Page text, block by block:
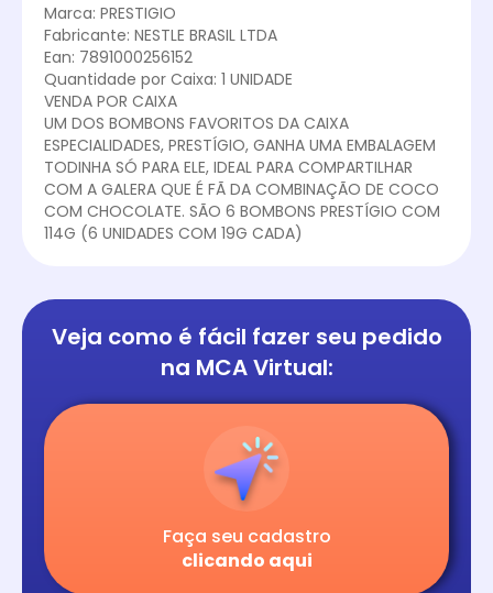
Marca: PRESTIGIO
Fabricante: NESTLE BRASIL LTDA
Ean: 7891000256152
Quantidade por Caixa: 1 UNIDADE
VENDA POR CAIXA
UM DOS BOMBONS FAVORITOS DA CAIXA
ESPECIALIDADES, PRESTÍGIO, GANHA UMA EMBALAGEM
TODINHA SÓ PARA ELE, IDEAL PARA COMPARTILHAR
COM A GALERA QUE É FÃ DA COMBINAÇÃO DE COCO
COM CHOCOLATE. SÃO 6 BOMBONS PRESTÍGIO COM
114G (6 UNIDADES COM 19G CADA)
Veja como é fácil fazer seu pedido
na MCA Virtual:
Faça seu cadastro
clicando aqui